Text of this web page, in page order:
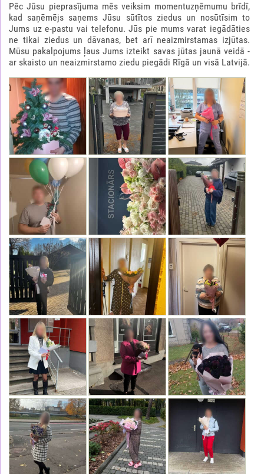
Pēc Jūsu pieprasījuma mēs veiksim momentuzņēmumu brīdī,
kad saņēmējs saņems Jūsu sūtītos ziedus un nosūtīsim to
Jums uz e-pastu vai telefonu. Jūs pie mums varat iegādāties
ne tikai ziedus un dāvanas, bet arī neaizmirstamas izjūtas.
Mūsu pakalpojums ļaus Jums izteikt savas jūtas jaunā veidā -
ar skaisto un neaizmirstamo ziedu piegādi Rīgā un visā Latvijā.